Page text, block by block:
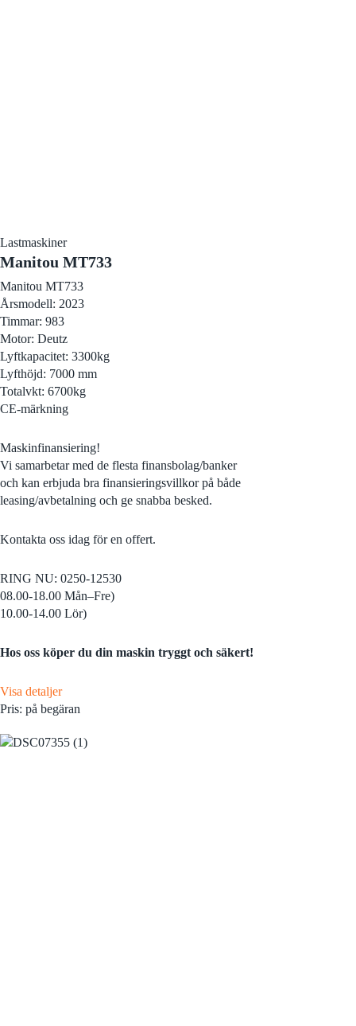
Lastmaskiner
Manitou MT733
Manitou MT733
Årsmodell: 2023
Timmar: 983
Motor: Deutz
Lyftkapacitet: 3300kg
Lyfthöjd: 7000 mm
Totalvkt: 6700kg
CE-märkning
Maskinfinansiering!
Vi samarbetar med de flesta finansbolag/banker
och kan erbjuda bra finansieringsvillkor på både
leasing/avbetalning och ge snabba besked.
Kontakta oss idag för en offert.
RING NU: 0250-12530
08.00-18.00 Mån–Fre)
10.00-14.00 Lör)
Hos oss köper du din maskin tryggt och säkert!
Visa detaljer
Pris: på begäran